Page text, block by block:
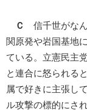
Ｃ
信千世がな
関原発や岩国基地
ている。立憲民主
と連合に怒られる
属で好きに主張し
ル攻撃の標的にさ